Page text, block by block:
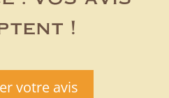
!
votre avis